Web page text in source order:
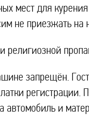
мест для
не приезжать на
религиозной
запрещён.
регистрации.
автомобиль и